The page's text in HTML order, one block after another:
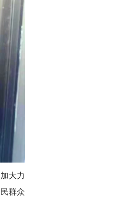
大力
群众